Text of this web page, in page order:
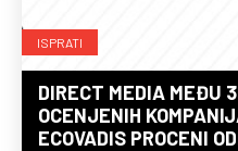
ISPRATI
DIRECT MEDIA MEĐU
OCENJENIH
ECOVADIS PROCENI